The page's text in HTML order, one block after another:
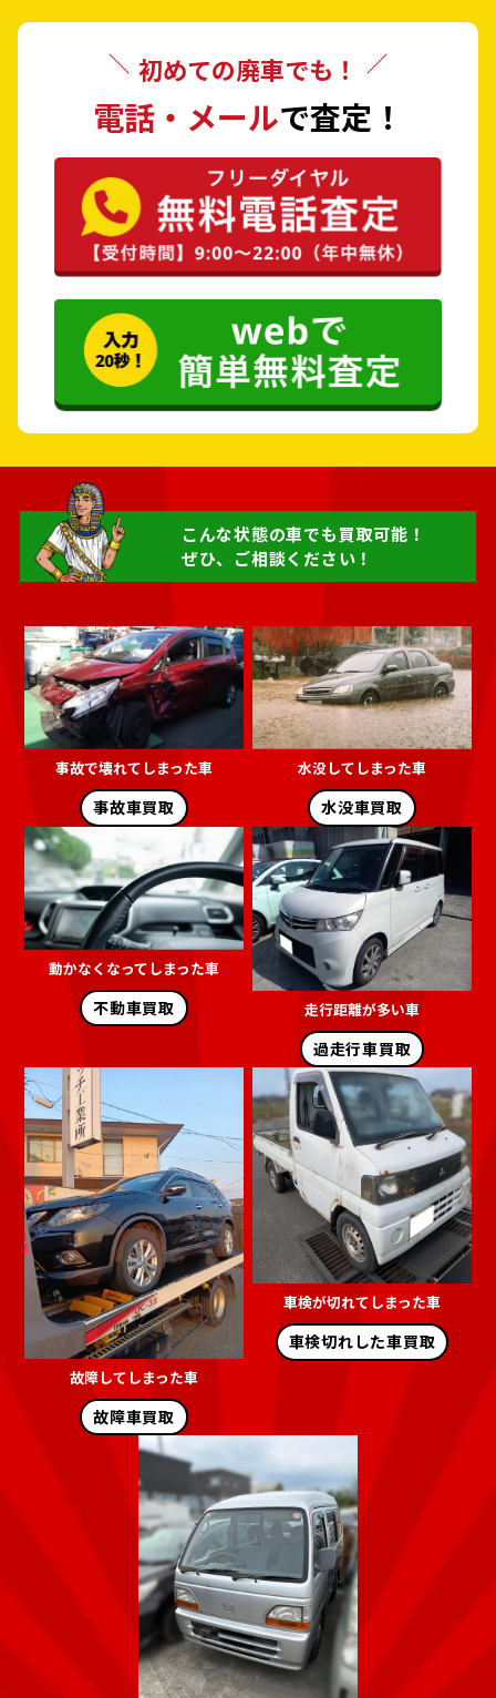
西牟婁郡 白浜町 西牟婁郡 上富田町
西牟婁郡 すさみ町 東牟婁郡 那智勝浦町
東牟婁郡 太地町 東牟婁郡 古座川町
東牟婁郡 北山村 東牟婁郡 串本町
初めての廃車でも！
電話・メールで査定！
こんな状態の車でも買取可能！
ぜひ、ご相談ください！
事故で壊れてしまった車
事故車買取
水没してしまった車
水没車買取
動かなくなってしまった車
不動車買取 走行距離が多い車
過走行車買取
故障してしまった車
故障車買取
車検が切れてしまった車
車検切れした車買取